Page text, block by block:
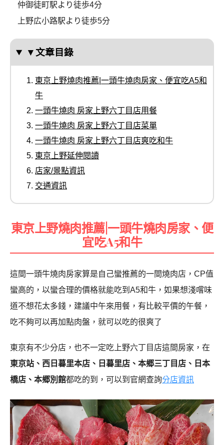
仲御徒町駅より徒歩4分
上野広小路駅より徒歩5分
▼文章目錄
東京上野燒肉推薦|一頭牛燒肉房家、便宜吃A5和
牛
一頭牛燒肉 房家上野六丁目店用餐
一頭牛燒肉 房家上野六丁目店菜單
一頭牛燒肉 房家上野六丁目店爽吃和牛
東京上野延伸閱讀
店家/景點資訊
交通資訊
東京上野燒肉推薦|一頭牛燒肉房家、便
宜吃A5和牛
這間一頭牛燒肉房家算是自己蠻推薦的一間燒肉店，CP值
蠻高的，以蠻合理的價格就能吃到A5和牛，如果想淺嚐味
道不想花太多錢，建議中午來用餐，有比較平價的午餐，
吃不夠可以再加點肉盤，就可以吃的很爽了
東京有不少分店，也不一定吃上野六丁目店這間房家，在
東京站、 西日暮里本店、日暮里店、本郷三丁目店、日本
橋店、本郷別館都吃的到，可以到官網查詢分店資訊